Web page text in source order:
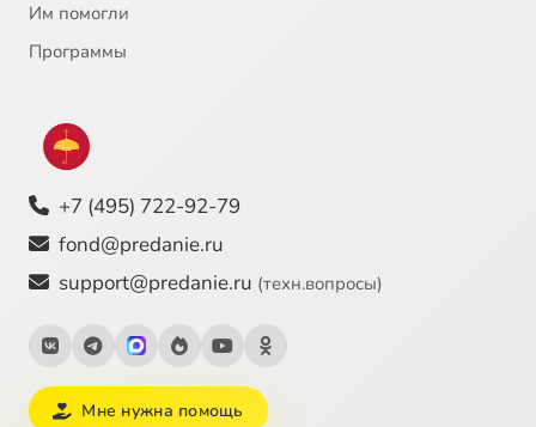
Им помогли
Программы
+7 (495) 722-92-79
fond@predanie.ru
support@predanie.ru (техн.вопросы)
Мне нужна помощь